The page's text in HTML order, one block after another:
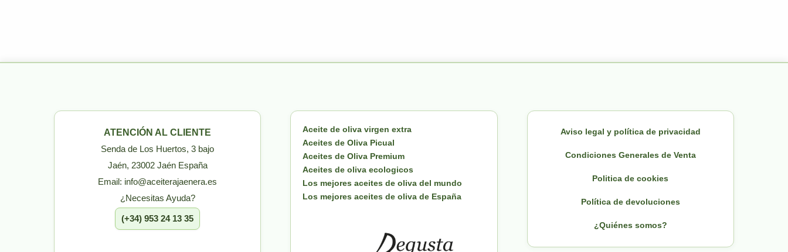
ATENCIÓN AL CLIENTE
Senda de Los Huertos, 3 bajo
Jaén, 23002 Jaén España
Email: info@aceiterajaenera.es
¿Necesitas Ayuda?
(+34) 953 24 13 35
Aceite de oliva virgen extra
Aceites de Oliva Picual
Aceites de Oliva Premium
Aceites de oliva ecologicos
Los mejores aceites de oliva del mundo
Los mejores aceites de oliva de España
Aviso legal y política de privacidad
Condiciones Generales de Venta
Politica de cookies
Política de devoluciones
¿Quiénes somos?